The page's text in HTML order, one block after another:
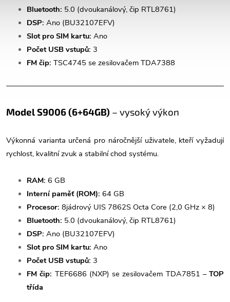
Bluetooth: 5.0 (dvoukanálový, čip RTL8761)
DSP: Ano (BU32107EFV)
Slot pro SIM kartu: Ano
Počet USB vstupů: 3
FM čip: TSC4745 se zesilovačem TDA7388
Model S9006 (6+64GB) – vysoký výkon
Výkonná varianta určená pro náročnější uživatele, kteří vyžadují
rychlost, kvalitní zvuk a stabilní chod systému.
RAM: 6 GB
Interní paměť (ROM): 64 GB
Procesor: 8jádrový UIS 7862S Octa Core (2,0 GHz × 8)
Bluetooth: 5.0 (dvoukanálový, čip RTL8761)
DSP: Ano (BU32107EFV)
Slot pro SIM kartu: Ano
Počet USB vstupů: 3
FM čip: TEF6686 (NXP) se zesilovačem TDA7851 – TOP
třída